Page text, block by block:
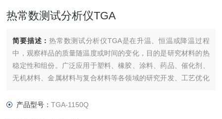
热常数测试分析仪TGA
简要描述：热常数测试分析仪TGA是在升温、恒温或降温过程
中，观察样品的质量随温度或时间的变化，目的是研究材料的热
稳定性和组份。广泛应用于塑料、橡胶、涂料、药品、催化剂、
无机材料、金属材料与复合材料等各领域的研究开发、工艺优化
附与解吸、氧化与还原、成份的定量分析、添加剂与填充剂影
产品型号：TGA-1150Q